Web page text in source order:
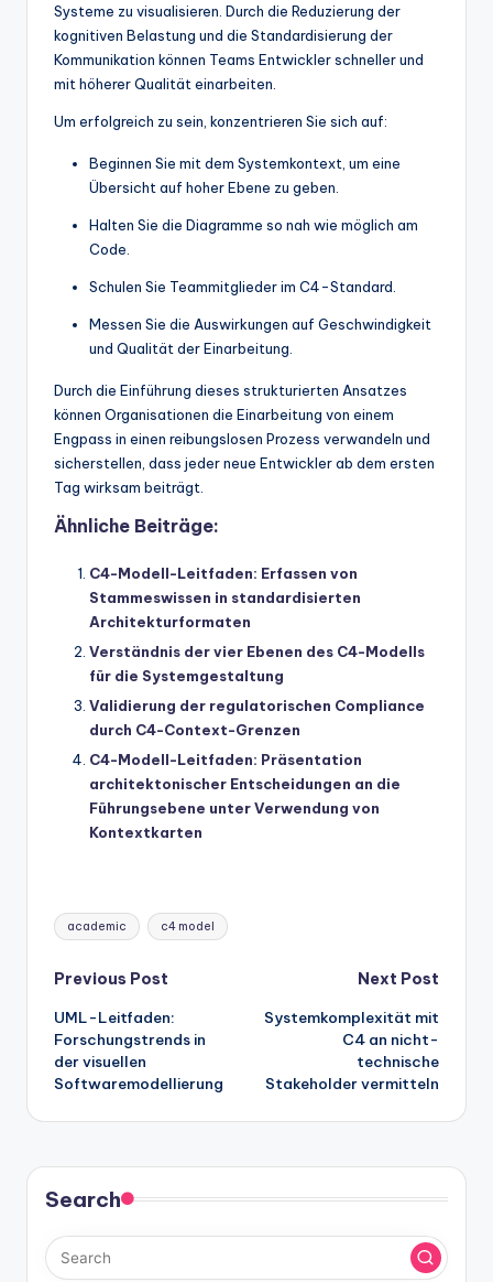
Systeme zu visualisieren. Durch die Reduzierung der
kognitiven Belastung und die Standardisierung der
Kommunikation können Teams Entwickler schneller und
mit höherer Qualität einarbeiten.
Um erfolgreich zu sein, konzentrieren Sie sich auf:
Beginnen Sie mit dem Systemkontext, um eine
Übersicht auf hoher Ebene zu geben.
Halten Sie die Diagramme so nah wie möglich am
Code.
Schulen Sie Teammitglieder im C4-Standard.
Messen Sie die Auswirkungen auf Geschwindigkeit
und Qualität der Einarbeitung.
Durch die Einführung dieses strukturierten Ansatzes
können Organisationen die Einarbeitung von einem
Engpass in einen reibungslosen Prozess verwandeln und
sicherstellen, dass jeder neue Entwickler ab dem ersten
Tag wirksam beiträgt.
Ähnliche Beiträge:
C4-Modell-Leitfaden: Erfassen von
Stammeswissen in standardisierten
Architekturformaten
Verständnis der vier Ebenen des C4-Modells
für die Systemgestaltung
Validierung der regulatorischen Compliance
durch C4-Context-Grenzen
C4-Modell-Leitfaden: Präsentation
architektonischer Entscheidungen an die
Führungsebene unter Verwendung von
Kontextkarten
Tags:
academic c4 model
Post
navigation
Previous Post
UML-Leitfaden:
Forschungstrends in
der visuellen
Softwaremodellierung
Next Post
Systemkomplexität mit
C4 an nicht-
technische
Stakeholder vermitteln
Search